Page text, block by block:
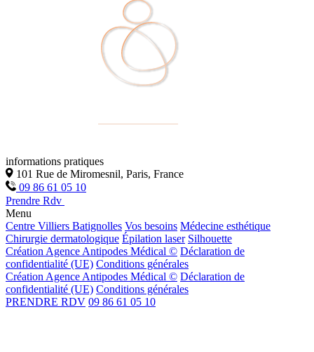
informations pratiques
101 Rue de Miromesnil, Paris, France
09 86 61 05 10
Prendre Rdv
Menu
Centre Villiers Batignolles Vos besoins Médecine esthétique
Chirurgie dermatologique Épilation laser Silhouette
Création Agence Antipodes Médical © Déclaration de
confidentialité (UE) Conditions générales
Création Agence Antipodes Médical © Déclaration de
confidentialité (UE) Conditions générales
PRENDRE RDV 09 86 61 05 10